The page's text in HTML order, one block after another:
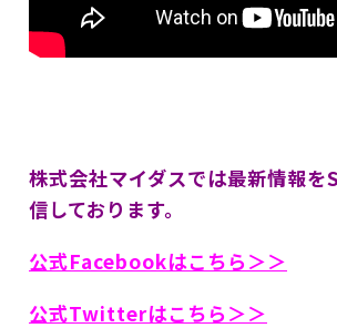
株式会社マイダスでは最新情報を
信しております。
公式Facebookはこちら＞＞
公式Twitterはこちら＞＞